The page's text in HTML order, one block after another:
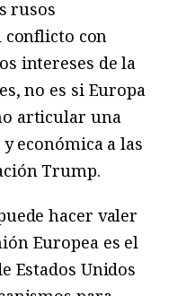
rusos
conflicto con
intereses de la
no es si Europa
articular una
económica a las
Trump.
hacer valer
Europea es el
Estados Unidos